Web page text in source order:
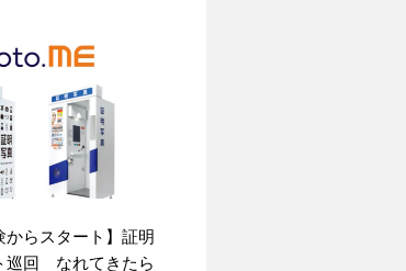
からスタート】証明
巡回 なれてきたら